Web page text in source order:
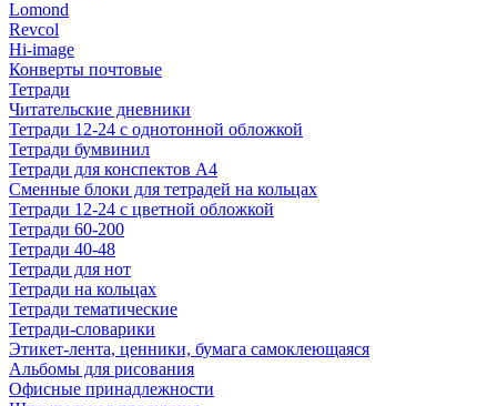
Lomond
Revcol
Hi-image
Конверты почтовые
Тетради
Читательские дневники
Тетради 12-24 с однотонной обложкой
Тетради бумвинил
Тетради для конспектов А4
Сменные блоки для тетрадей на кольцах
Тетради 12-24 с цветной обложкой
Тетради 60-200
Тетради 40-48
Тетради для нот
Тетради на кольцах
Тетради тематические
Тетради-словарики
Этикет-лента, ценники, бумага самоклеющаяся
Альбомы для рисования
Офисные принадлежности